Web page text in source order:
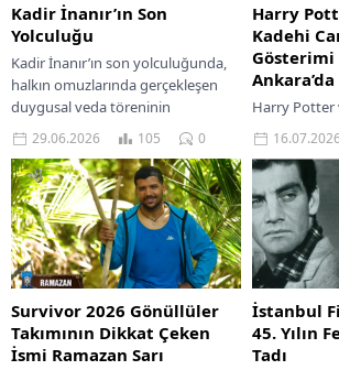
Kadir İnanır’ın Son
Yolculuğu
Kadir İnanır’ın son yolculuğunda,
halkın omuzlarında gerçekleşen
duygusal veda töreninin
detaylarını ve anılarını keşfedin.
29.06.2026 105 0
Harry
Kadehi
Ankara’da
Harry Potter
canlı
Ankara’da
sunuyor.
16.07.2026
Survivor 2026 Gönüllüler
Takımının Dikkat Çeken
İsmi Ramazan Sarı
İstanbul
45. Yılın
Tadı